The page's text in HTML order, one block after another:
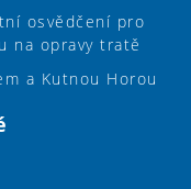
osvědčení pro
na opravy tratě
a Kutnou Horou